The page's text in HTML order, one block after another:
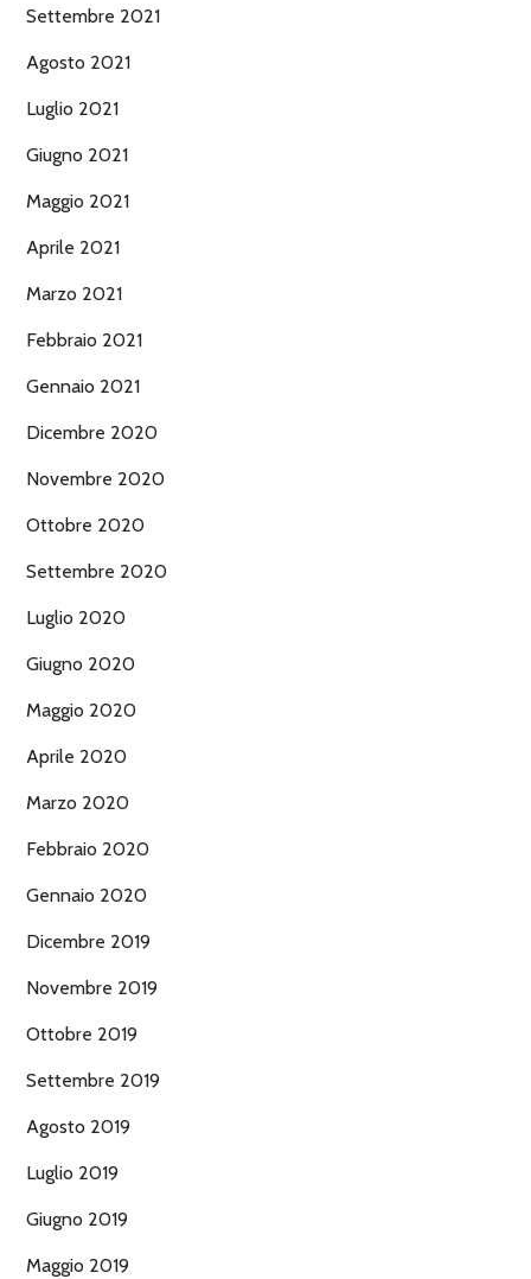
Settembre 2021
Agosto 2021
Luglio 2021
Giugno 2021
Maggio 2021
Aprile 2021
Marzo 2021
Febbraio 2021
Gennaio 2021
Dicembre 2020
Novembre 2020
Ottobre 2020
Settembre 2020
Luglio 2020
Giugno 2020
Maggio 2020
Aprile 2020
Marzo 2020
Febbraio 2020
Gennaio 2020
Dicembre 2019
Novembre 2019
Ottobre 2019
Settembre 2019
Agosto 2019
Luglio 2019
Giugno 2019
Maggio 2019